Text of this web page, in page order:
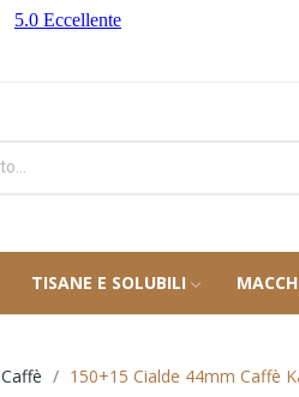
TISANE E SOLUBILI
150+15 Cialde 44mm Caffè